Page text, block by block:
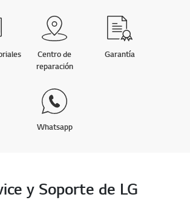
Centro de
reparación
Garantía
Whatsapp
y Soporte de LG